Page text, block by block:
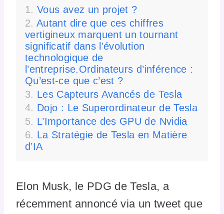
Vous avez un projet ?
Autant dire que ces chiffres
vertigineux marquent un tournant
significatif dans l’évolution
technologique de
l’entreprise.Ordinateurs d’inférence :
Qu’est-ce que c’est ?
Les Capteurs Avancés de Tesla
Dojo : Le Superordinateur de Tesla
L’Importance des GPU de Nvidia
La Stratégie de Tesla en Matière
d’IA
Elon Musk, le PDG de Tesla, a
récemment annoncé via un tweet que